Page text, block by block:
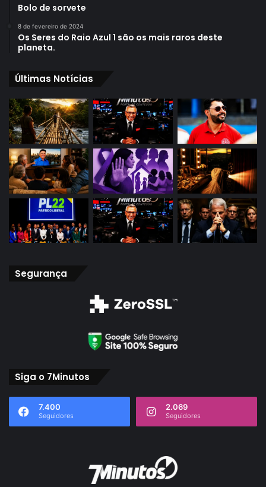
Bolo de sorvete
8 de fevereiro de 2024
Os Seres do Raio Azul 1 são os mais raros deste
planeta.
Últimas Notícias
Segurança
Siga o 7Minutos
7.400
Seguidores
2.069
Seguidores